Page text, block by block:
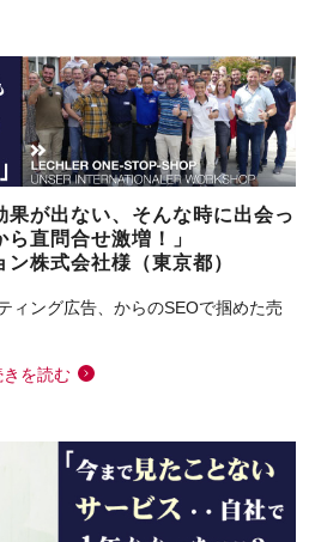
果が出ない、そんな時に出会っ
直問合せ激増！」
株式会社様（東京都）
ィング広告、からのSEOで掴めた売
きを読む